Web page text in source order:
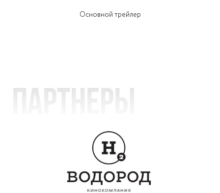
Основной трейлер
Партнеры